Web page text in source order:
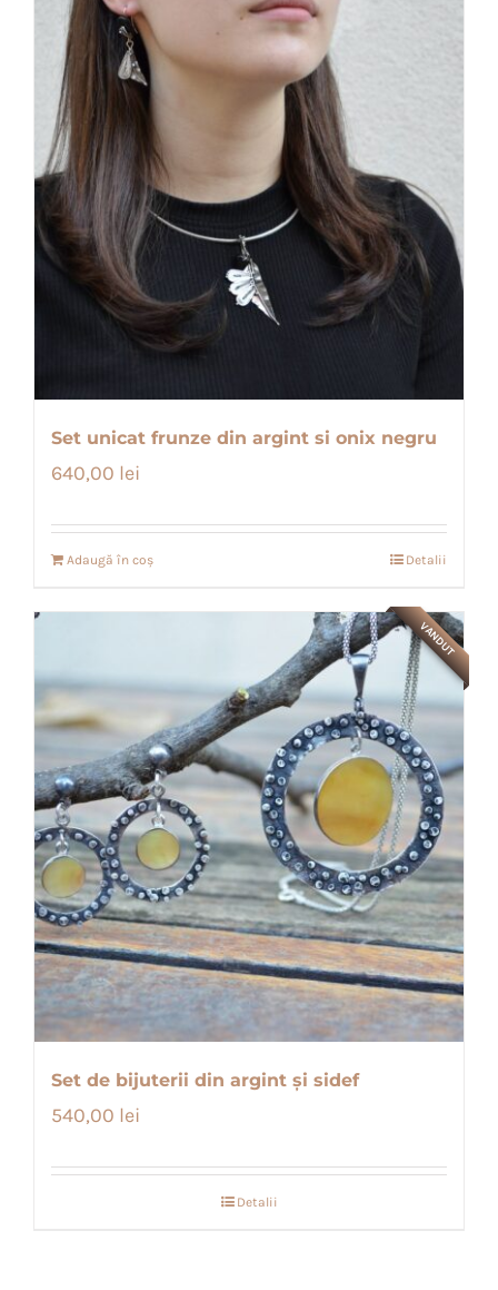
Set unicat frunze din argint si onix negru
640,00 lei
Adaugă în coș Detalii
VANDUT
Set de bijuterii din argint și sidef
540,00 lei
Detalii